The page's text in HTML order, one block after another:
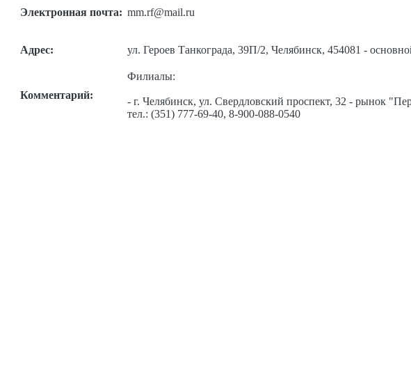
Электронная почта: mm.rf@mail.ru
Адрес: ул. Героев Танкограда, 39П/2, Челябинск, 454081 -
Комментарий:
Филиалы:
- г. Челябинск, ул. Свердловский проспект, 32 - рынок
тел.: (351) 777-69-40, 8-900-088-0540